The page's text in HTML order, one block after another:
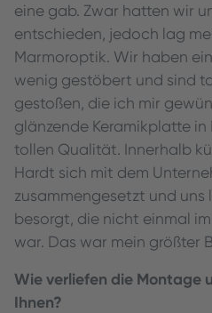
eine gab. Zwar hatten wir
entschieden, jedoch lag
Marmoroptik. Wir haben
wenig gestöbert und sind
gestoßen, die ich mir
glänzende Keramikplatte
tollen Qualität. Innerhalb
Hardt sich mit dem
zusammengesetzt und
besorgt, die nicht einmal
war. Das war mein größter
Wie verliefen die Montage
Ihnen?